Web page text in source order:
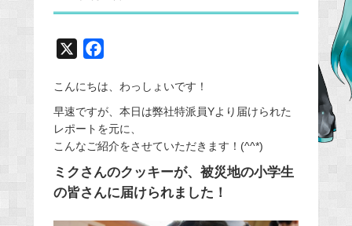
c
e
b
o
o
k
こんにちは、わっしょいです！
早速ですが、本日は弊社特派員Yより届けられた
レポートを元に、
こんなご紹介をさせていただきます！(^^*)
ミクさんのクッキーが、被災地の小学生
の皆さんに届けられました！